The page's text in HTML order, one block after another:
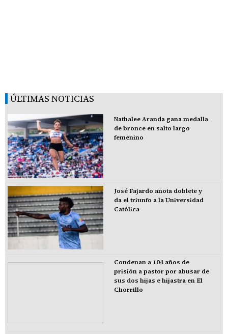
ÚLTIMAS NOTICIAS
Nathalee Aranda gana medalla
de bronce en salto largo
femenino
José Fajardo anota doblete y
da el triunfo a la Universidad
Católica
Condenan a 104 años de
prisión a pastor por abusar de
sus dos hijas e hijastra en El
Chorrillo